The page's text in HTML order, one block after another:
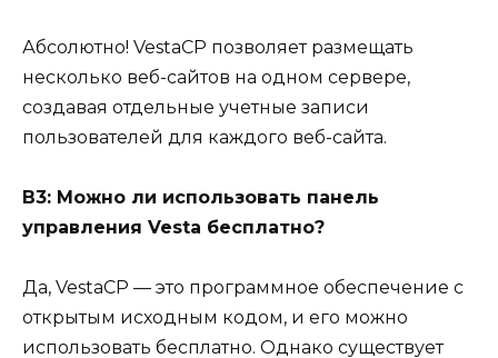
Абсолютно! VestaCP позволяет размещать
несколько веб-сайтов на одном сервере,
создавая отдельные учетные записи
пользователей для каждого веб-сайта.
В3: Можно ли использовать панель
управления Vesta бесплатно?
Да, VestaCP — это программное обеспечение с
открытым исходным кодом, и его можно
использовать бесплатно. Однако существует